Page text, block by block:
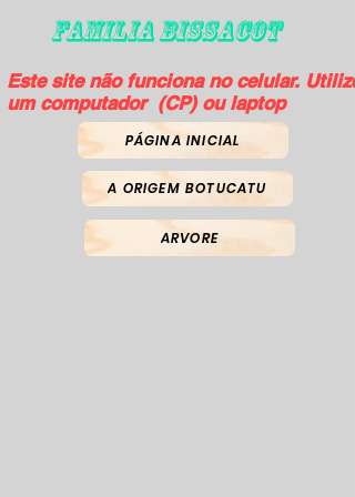
FAMILIA BISSACOT
Este site não funciona no celular. Utilize
um computador (CP) ou laptop
PÁGINA INICIAL
A ORIGEM BOTUCATU
ARVORE